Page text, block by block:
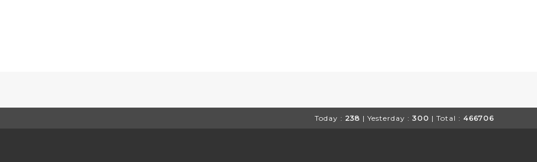
Today : 238 | Yesterday : 300 | Total : 466706